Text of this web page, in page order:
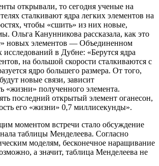
открывали, то сегодня ученые на
сталкивают ядра легких элементов на
чтобы «сшить» из них новые,
Ольга Канунникова рассказала, как это
новых элементов — Объединенном
исследований в Дубне: «Берутся ядра
на большой скорости сталкиваются с
ядро большего размера. От того,
новые связи, зависит
«жизни» полученного элемента.
последний открытый элемент оганесон,
его «жизни» 0,7 миллисекунды».
моментом встречи стало обсуждение
таблицы Менделеева. Согласно
моделям, бесконечное наращивание
а значит, таблица Менделеева не